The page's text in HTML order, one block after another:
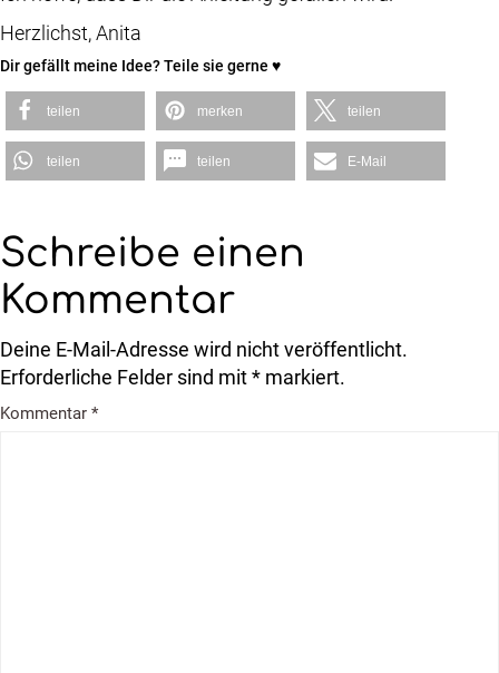
Herzlichst, Anita
Dir gefällt meine Idee? Teile sie gerne ♥
teilen merken teilen
teilen teilen E-Mail
Schreibe einen
Kommentar
Deine E-Mail-Adresse wird nicht veröffentlicht.
Erforderliche Felder sind mit * markiert.
Kommentar *